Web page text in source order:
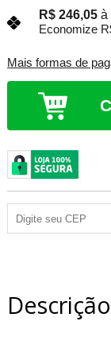
R$ 246,05 à
Economize
Mais formas de